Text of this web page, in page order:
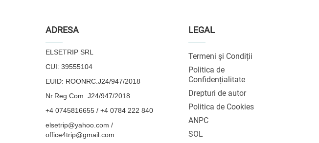
ADRESA
ELSETRIP SRL
CUI: 39555104
EUID: ROONRC.J24/947/2018
Nr.Reg.Com. J24/947/2018
+4 0745816655 / +4 0784 222 840
elsetrip@yahoo.com /
office4trip@gmail.com
LEGAL
Termeni și Condiții
Politica de
Confidențialitate
Drepturi de autor
Politica de Cookies
ANPC
SOL